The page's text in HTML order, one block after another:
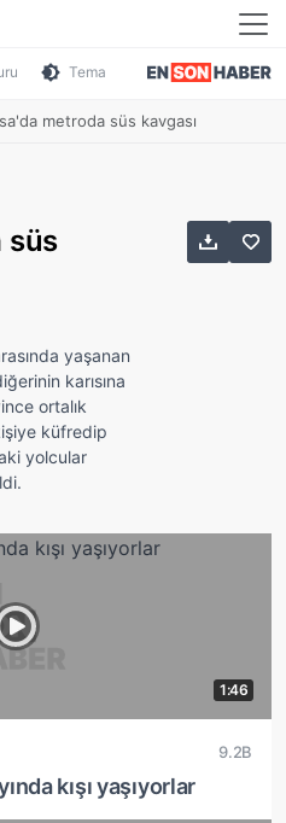
Tema
metroda süs kavgası
süs
yaşanan
karısına
ortalık
küfredip
yolcular
1:46
9.2B
kışı yaşıyorlar